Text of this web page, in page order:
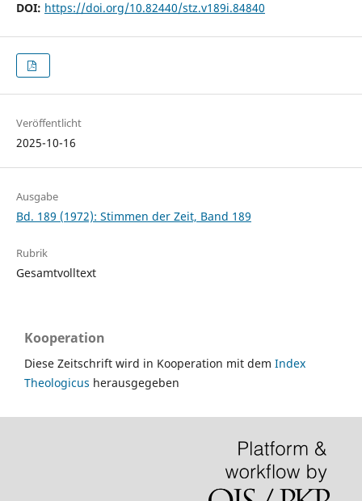
DOI: https://doi.org/10.82440/stz.v189i.84840
Veröffentlicht
2025-10-16
Ausgabe
Bd. 189 (1972): Stimmen der Zeit, Band 189
Rubrik
Gesamtvolltext
Kooperation
Diese Zeitschrift wird in Kooperation mit dem Index
Theologicus herausgegeben